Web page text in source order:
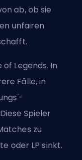
ab, ob sie
unfairen
Legends. In
Fälle, in
Spieler
zu
oder LP sinkt.